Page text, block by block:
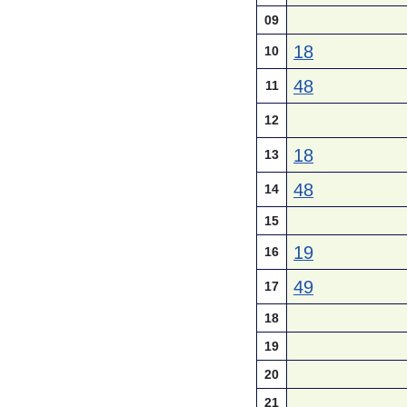
09
10 18
11 48
12
13 18
14 48
15
16 19
17 49
18
19
20
21